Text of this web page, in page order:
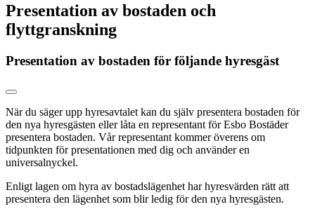
Presentation av bostaden och
flyttgranskning
Presentation av bostaden för följande hyresgäst
När du säger upp hyresavtalet kan du själv presentera bostaden för
den nya hyresgästen eller låta en representant för Esbo Bostäder
presentera bostaden. Vår representant kommer överens om
tidpunkten för presentationen med dig och använder en
universalnyckel.
Enligt lagen om hyra av bostadslägenhet har hyresvärden rätt att
presentera den lägenhet som blir ledig för den nya hyresgästen.